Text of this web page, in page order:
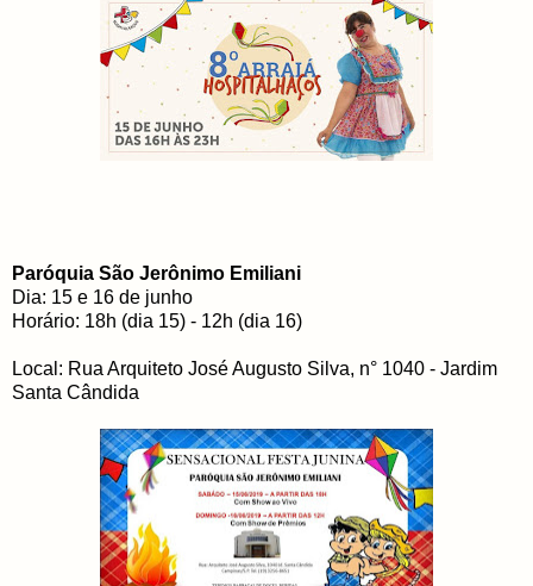
Paróquia São Jerônimo Emiliani
Dia: 15 e 16 de junho
Horário: 18h (dia 15) - 12h (dia 16)
Local: Rua Arquiteto José Augusto Silva, n° 1040 - Jardim
Santa Cândida